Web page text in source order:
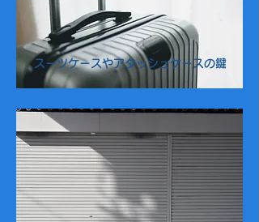
スーツケースやアタッシュケースの鍵